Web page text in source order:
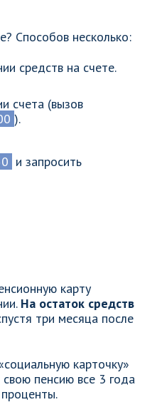
Способов несколько:
средств на счете.
счета (вызов
).
и запросить
карту
На остаток средств
три месяца после
карточку»
пенсию все 3 года